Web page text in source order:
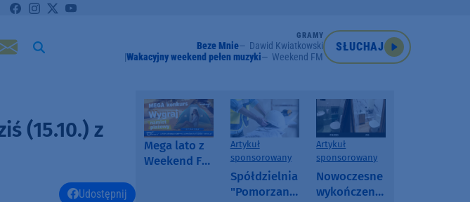
GRAMY
Beze Mnie
Dawid Kwiatkowski
Wakacyjny weekend pełen muzyki
Weekend FM
SŁUCHAJ
(15.10.) z
Udostępnij
Mega lato z
Weekend FM
Artykuł
sponsorowany
Spółdzielnia
"Pomorzanka"
Artykuł
sponsorowany
Nowoczesne
wykończenia